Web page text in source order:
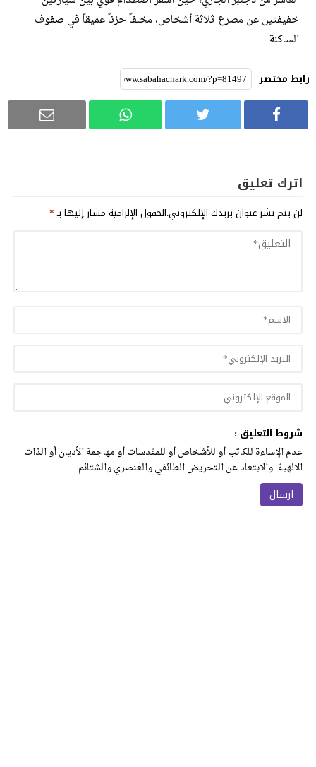
خفيفتين عن مصرع ثلاثة أشخاص، مخلفاً حزناً عميقاً في صفوف
الساكنة.
رابط مختصر
اترك تعليق
لن يتم نشر عنوان بريدك الإلكتروني.الحقول الإلزامية مشار إليها بـ*
شروط التعليق :
عدم الإساءة للكاتب أو للأشخاص أو للمقدسات أو مهاجمة الأديان أو الذات
الالهية. والابتعاد عن التحريض الطائفي والعنصري والشتائم.